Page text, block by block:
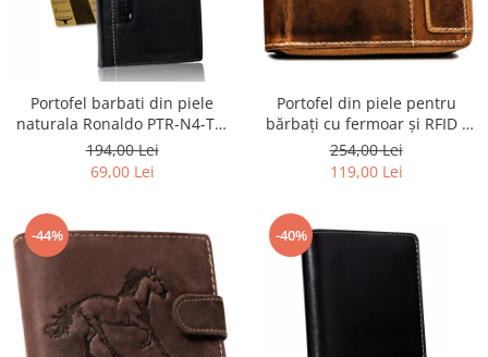
Portofel barbati din piele
naturala Ronaldo PTR-N4-TP-
RON-1588
194,00 Lei
69,00 Lei
Portofel din piele pentru
bărbați cu fermoar și RFID -
Always Wild PTR-N55-HWS-
8858 BROWN
254,00 Lei
119,00 Lei
-44% -40%